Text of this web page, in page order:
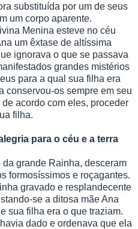
substituída por um de seus
um corpo aparente.
Menina esteve no céu
um êxtase de altíssima
ignorava o que se passava
grandes mistérios
para a qual sua filha era
conservou-os sempre em seu
acordo com eles, proceder
filha.
para o céu e a terra
grande Rainha, desceram
formosíssimos e roçagantes.
gravado e resplandecente
se a ditosa mãe Ana
sua filha era o que traziam.
dado e ordenava que ela